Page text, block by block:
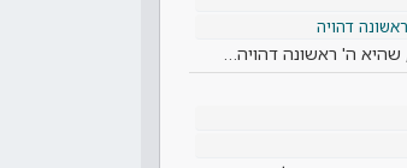
דהויה
ה' ראשונה דהויה…